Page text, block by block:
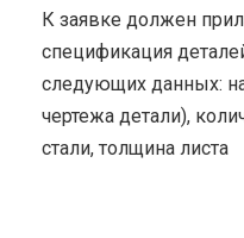
К заявке должен
спецификация
следующих данных:
чертежа детали),
стали, толщина листа